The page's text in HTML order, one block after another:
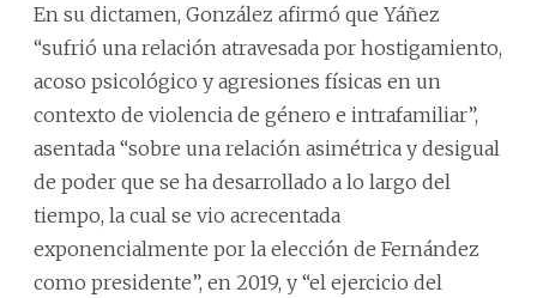
En su dictamen, González afirmó que Yáñez
“sufrió una relación atravesada por hostigamiento,
acoso psicológico y agresiones físicas en un
contexto de violencia de género e intrafamiliar”,
asentada “sobre una relación asimétrica y desigual
de poder que se ha desarrollado a lo largo del
tiempo, la cual se vio acrecentada
exponencialmente por la elección de Fernández
como presidente”, en 2019, y “el ejercicio del